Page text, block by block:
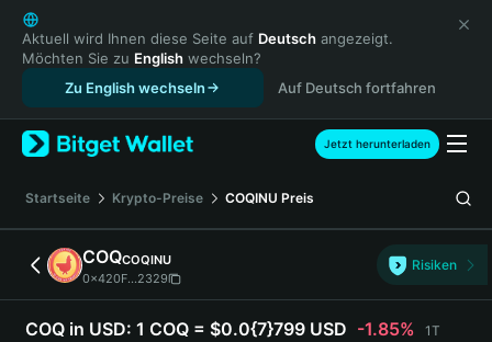
English
日本語
Tiếng Việt
Русский
Español (Latinoamérica)
Türkçe
Français
Deutsch
简体中文
繁體中文
Português (Portugal)
Bahasa Indonesia
Aktuell wird Ihnen diese Seite auf Deutsch angezeigt.
Möchten Sie zu English wechseln?
Zu English wechseln
Auf Deutsch fortfahren
Jetzt herunterladen
Startseite Krypto-Preise COQINU Preis
COQCOQINU
0x420F...2329
Risiken
COQ in USD: 1 COQ = $0.0{7}799 USD -1.85% 1T